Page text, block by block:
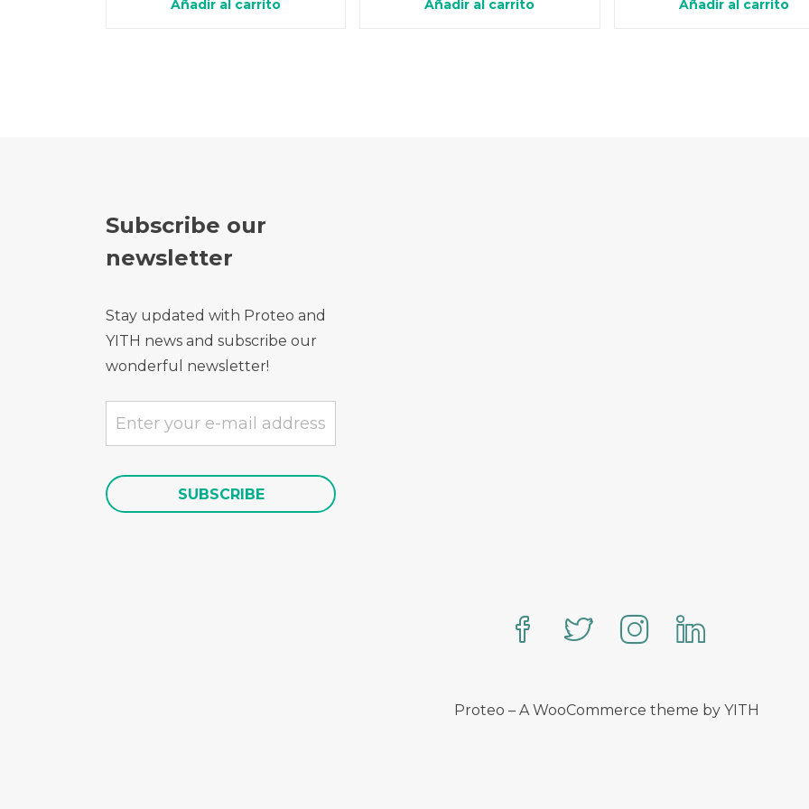
originalactual
Añadir al carrito
Añadir al carrito
Añadir al carrito
Subscribe our
newsletter
Stay updated with Proteo and
YITH news and subscribe our
wonderful newsletter!
Proteo – A WooCommerce theme by YITH